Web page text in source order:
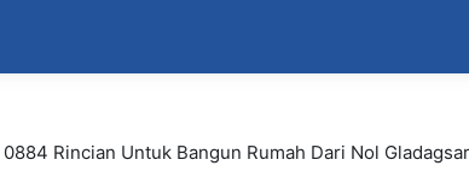
Rincian Untuk Bangun Rumah Dari Nol